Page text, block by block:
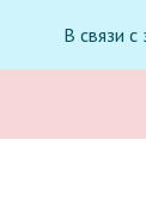
В связи